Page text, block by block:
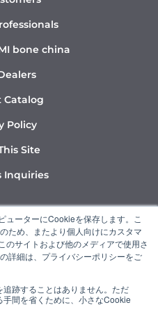
ューターにCookieを保存します。こ
ため、またより個人向けにカスタマ
のサイトおよび他のメディアで使用さ
詳細は、プライバシーポリシーをご
跡することはありません。ただ
間を省くために、小さなCookie
bone china
Catalog
Policy
Site
Inquiries
I
n
s
t
g
L
i
n
k
d
the Ishizuka Glass Group.